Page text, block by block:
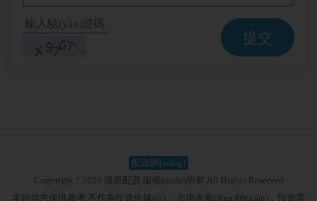
提交
配資網(wǎng)
Copyright ? 2026 股票配資 版權(quán)所有 All Rights Reserved
本站信息僅供參考,不作為投資依據(jù)； 市場有風(fēng)險(xiǎn)，投資需